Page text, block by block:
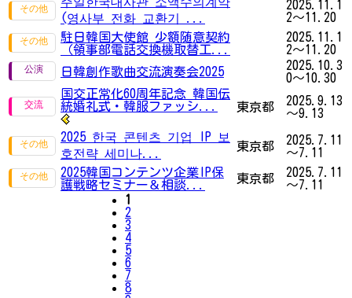
(영사부 전화 교환기 ...
2025.11.1
2～11.20
駐日韓国大使館 少額随意契約
（領事部電話交換機取替工...
2025.11.1
2～11.20
日韓創作歌曲交流演奏会2025
2025.10.3
0～10.30
国交正常化60周年記念 韓国伝
統婚礼式・韓服ファッシ...
東京都
2025.9.13
～9.13
2025 한국 콘텐츠 기업 IP 보
호전략 세미나...
東京都
2025.7.11
～7.11
2025韓国コンテンツ企業IP保
護戦略セミナー＆相談...
東京都
2025.7.11
～7.11
1
2
3
4
5
6
7
8